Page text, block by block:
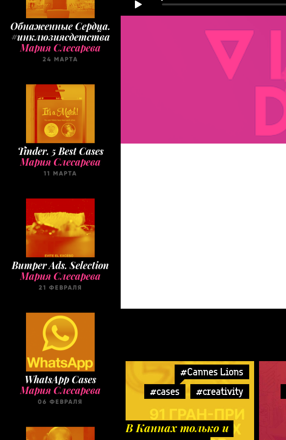
Обнаженные Cердца.
#инклюзиясдетства
Мария Слесарева
24 МАРТА
Tinder. 5 Best Cases
Мария Слесарева
11 МАРТА
Bumper Ads. Selection
Мария Слесарева
21 ФЕВРАЛЯ
WhatsApp Cases
Мария Слесарева
06 ФЕВРАЛЯ
#Cannes Lions
#cases
#creativity
В Каннах только и